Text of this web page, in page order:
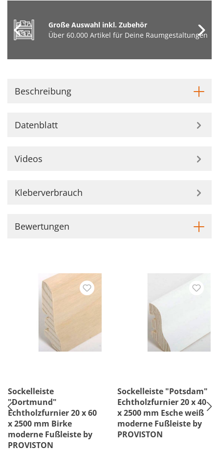
Große Auswahl inkl. Zubehör
Über 60.000 Artikel für Deine Raumgestaltungen
Beschreibung
Datenblatt
Videos
Kleberverbrauch
Bewertungen
Sockelleiste
"Dortmund"
Echtholzfurnier 20 x 60
x 2500 mm Birke
moderne Fußleiste by
PROVISTON
Sockelleiste "Potsdam"
Echtholzfurnier 20 x 40
x 2500 mm Esche weiß
moderne Fußleiste by
PROVISTON